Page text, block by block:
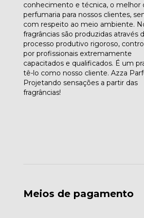
conhecimento e técnica, o melhor
perfumaria para nossos clientes,
com respeito ao meio ambiente.
fragrâncias são produzidas através
processo produtivo rigoroso,
por profissionais extremamente
capacitados e qualificados. É um
tê-lo como nosso cliente. Azza
Projetando sensações a partir das
fragrâncias!
Meios de pagamento